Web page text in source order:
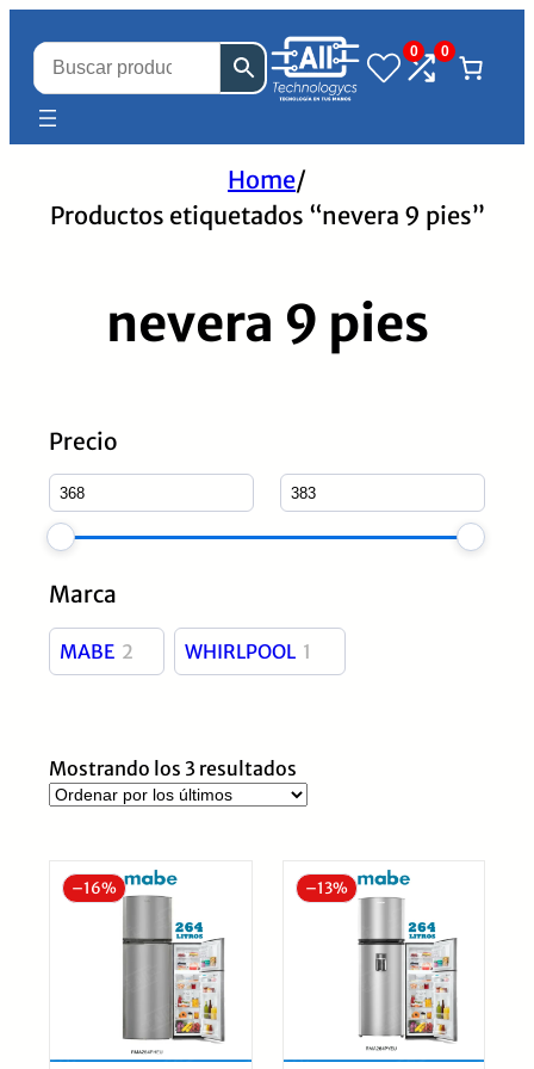
0 0
Home/
Productos etiquetados “nevera 9 pies”
nevera 9 pies
Precio
Marca
MABE 2 WHIRLPOOL 1
Mostrando los 3 resultados
por
–16% –13%